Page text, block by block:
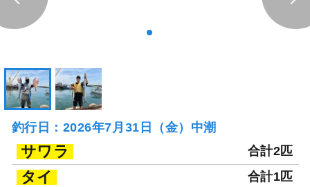
釣行日：2026年7月31日（金）中潮
サワラ 合計2匹
タイ 合計1匹